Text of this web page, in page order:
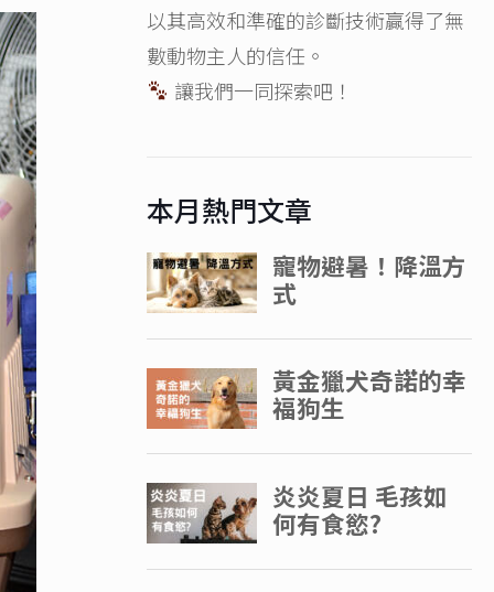
以其高效和準確的診斷技術贏得了無
數動物主人的信任。
讓我們一同探索吧！
本月熱門文章